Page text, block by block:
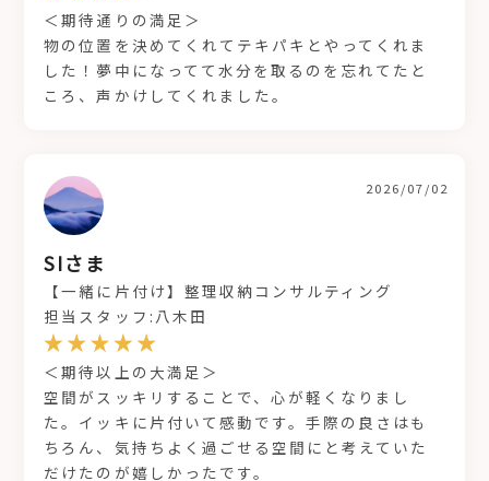
＜期待通りの満足＞
物の位置を決めてくれてテキパキとやってくれま
した！夢中になってて水分を取るのを忘れてたと
ころ、声かけしてくれました。
SIさま
2026/07/02
【一緒に片付け】整理収納コンサルティング
担当スタッフ:八木田
＜期待以上の大満足＞
空間がスッキリすることで、心が軽くなりまし
た。イッキに片付いて感動です。手際の良さはも
ちろん、気持ちよく過ごせる空間にと考えていた
だけたのが嬉しかったです。